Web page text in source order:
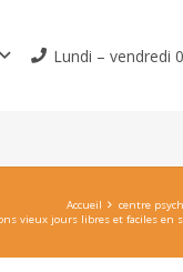
Lundi – vendredi
Accueil
centre
vieux jours libres et faciles en